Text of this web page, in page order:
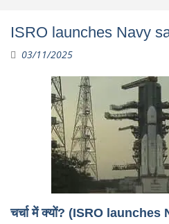
ISRO launches Navy
03/11/2025
चर्चा में क्यों? (ISRO launches